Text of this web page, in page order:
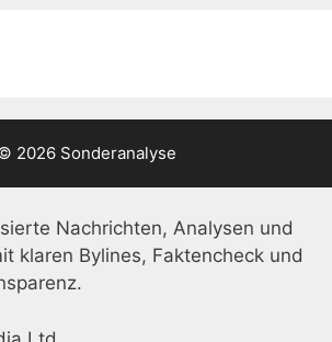
2026 Sonderanalyse
Nachrichten, Analysen und
klaren Bylines, Faktencheck und